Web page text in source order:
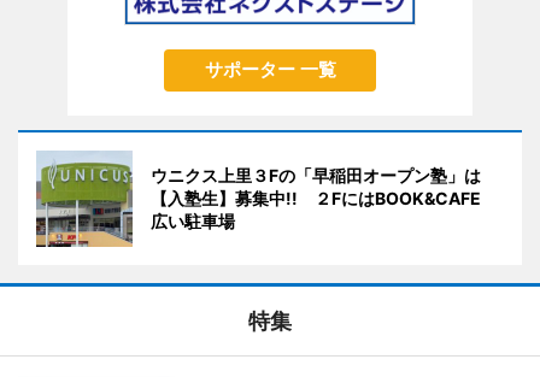
サポーター 一覧
ウニクス上里３Fの「早稲田オープン塾」は
【入塾生】募集中!! ２FにはBOOK&CAFE
広い駐車場
特集